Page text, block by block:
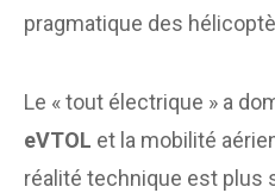
pragmatique des
Le « tout électrique » a
eVTOL et la mobilité
réalité technique est plus